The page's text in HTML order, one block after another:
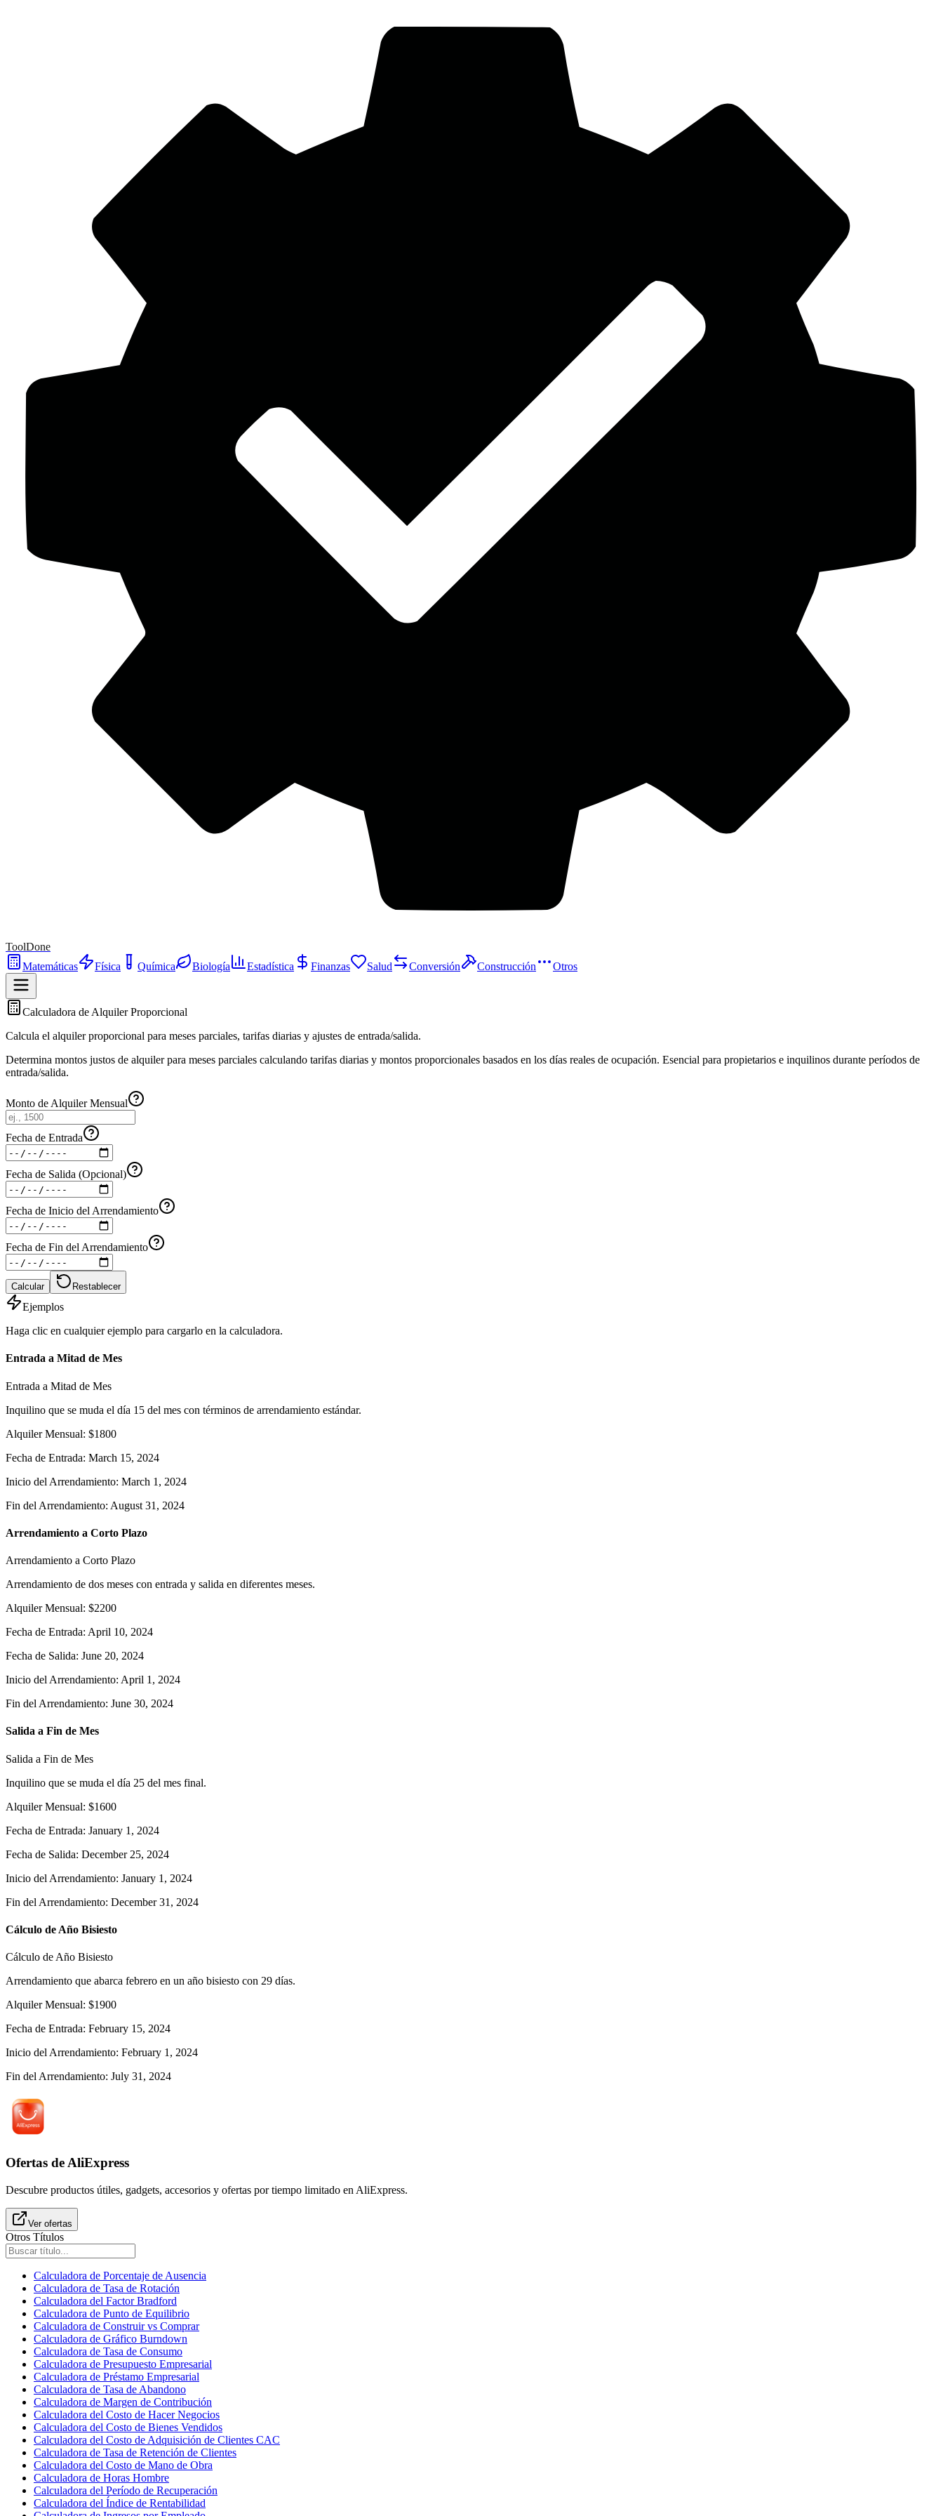
ToolDone
Matemáticas
Física Química Biología Estadística Finanzas Salud Conversión Construcción Otros
Calculadora de Alquiler Proporcional
Calcula el alquiler proporcional para meses parciales, tarifas diarias y ajustes de entrada/salida.
Determina montos justos de alquiler para meses parciales calculando tarifas diarias y montos proporcionales basados en los días reales de ocupación. Esencial para propietarios e inquilinos durante períodos de
entrada/salida.
Monto de Alquiler Mensual
Fecha de Entrada
Fecha de Salida (Opcional)
Fecha de Inicio del Arrendamiento
Fecha de Fin del Arrendamiento
Calcular Restablecer
Ejemplos
Haga clic en cualquier ejemplo para cargarlo en la calculadora.
Entrada a Mitad de Mes
Entrada a Mitad de Mes
Inquilino que se muda el día 15 del mes con términos de arrendamiento estándar.
Alquiler Mensual: $1800
Fecha de Entrada: March 15, 2024
Inicio del Arrendamiento: March 1, 2024
Fin del Arrendamiento: August 31, 2024
Arrendamiento a Corto Plazo
Arrendamiento a Corto Plazo
Arrendamiento de dos meses con entrada y salida en diferentes meses.
Alquiler Mensual: $2200
Fecha de Entrada: April 10, 2024
Fecha de Salida: June 20, 2024
Inicio del Arrendamiento: April 1, 2024
Fin del Arrendamiento: June 30, 2024
Salida a Fin de Mes
Salida a Fin de Mes
Inquilino que se muda el día 25 del mes final.
Alquiler Mensual: $1600
Fecha de Entrada: January 1, 2024
Fecha de Salida: December 25, 2024
Inicio del Arrendamiento: January 1, 2024
Fin del Arrendamiento: December 31, 2024
Cálculo de Año Bisiesto
Cálculo de Año Bisiesto
Arrendamiento que abarca febrero en un año bisiesto con 29 días.
Alquiler Mensual: $1900
Fecha de Entrada: February 15, 2024
Inicio del Arrendamiento: February 1, 2024
Fin del Arrendamiento: July 31, 2024
Ofertas de AliExpress
Descubre productos útiles, gadgets, accesorios y ofertas por tiempo limitado en AliExpress.
Ver ofertas
Otros Títulos
Calculadora de Porcentaje de Ausencia
Calculadora de Tasa de Rotación
Calculadora del Factor Bradford
Calculadora de Punto de Equilibrio
Calculadora de Construir vs Comprar
Calculadora de Gráfico Burndown
Calculadora de Tasa de Consumo
Calculadora de Presupuesto Empresarial
Calculadora de Préstamo Empresarial
Calculadora de Tasa de Abandono
Calculadora de Margen de Contribución
Calculadora del Costo de Hacer Negocios
Calculadora del Costo de Bienes Vendidos
Calculadora del Costo de Adquisición de Clientes CAC
Calculadora de Tasa de Retención de Clientes
Calculadora del Costo de Mano de Obra
Calculadora de Horas Hombre
Calculadora del Período de Recuperación
Calculadora del Índice de Rentabilidad